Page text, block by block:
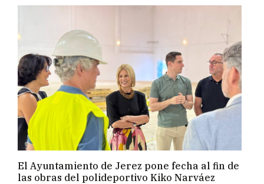
El Ayuntamiento de Jerez pone fecha al fin de
las obras del polideportivo Kiko Narváez